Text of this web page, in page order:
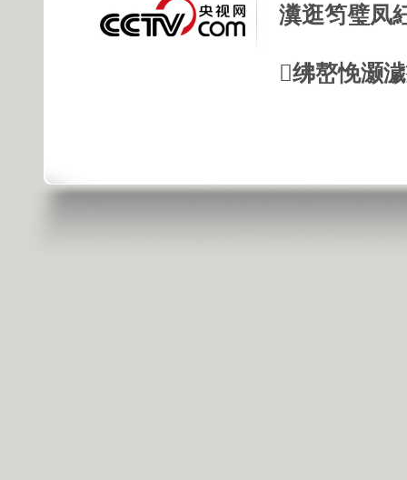
瀵逛笉璧凤
绋嶅悗灏